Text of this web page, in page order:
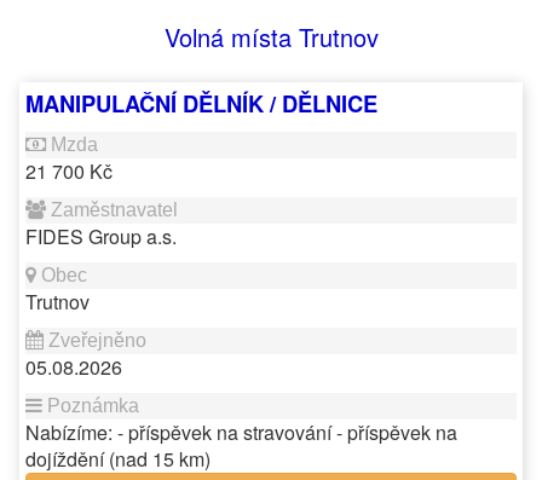
Volná místa Trutnov
MANIPULAČNÍ DĚLNÍK / DĚLNICE
21 700 Kč
FIDES Group a.s.
Trutnov
05.08.2026
Nabízíme: - příspěvek na stravování - příspěvek na
dojíždění (nad 15 km)